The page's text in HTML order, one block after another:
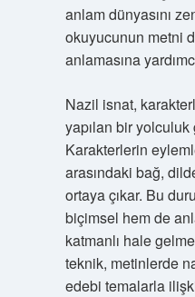
anlam dünyasını
okuyucunun metni
anlamasına
Nazil isnat,
yapılan bir
Karakterlerin
arasındaki bağ,
ortaya çıkar. Bu
biçimsel hem de
katmanlı hale
teknik, metinlerde
edebi temalarla